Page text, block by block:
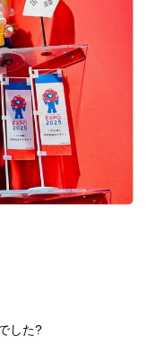
した?